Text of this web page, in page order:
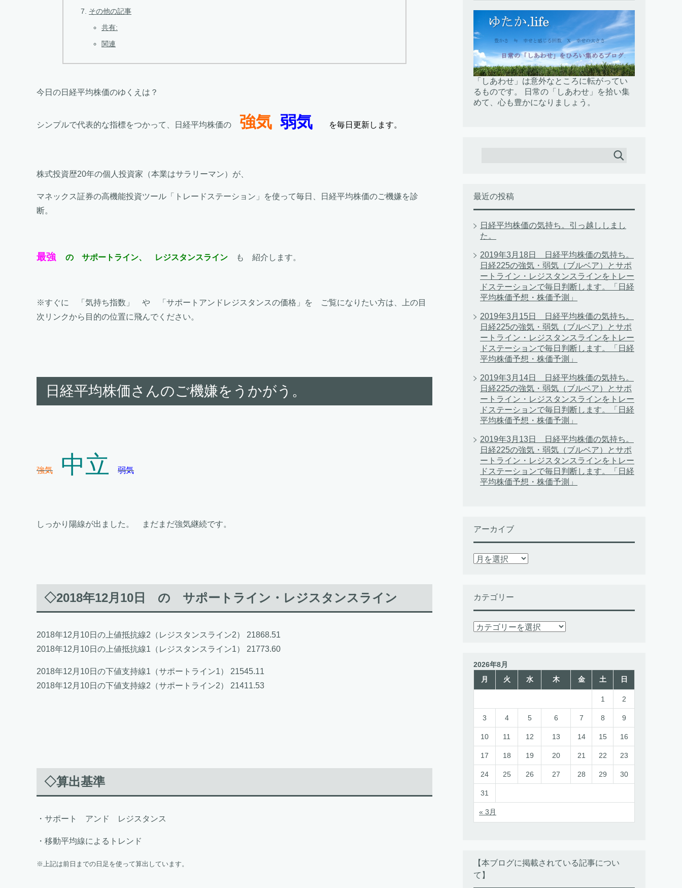
その他の記事
共有:
関連
今日の日経平均株価のゆくえは？
シンプルで代表的な指標をつかって、日経平均株価の 強気 弱気 を毎日更新します。
株式投資歴20年の個人投資家（本業はサラリーマン）が、
マネックス証券の高機能投資ツール「トレードステーション」を使って毎日、日経平均株価のご機嫌を診
断。
最強 の サポートライン、 レジスタンスライン も 紹介します。
※すぐに 「気持ち指数」 や 「サポートアンドレジスタンスの価格」を ご覧になりたい方は、上の目
次リンクから目的の位置に飛んでください。
日経平均株価さんのご機嫌をうかがう。
強気 中立 弱気
しっかり陽線が出ました。 まだまだ強気継続です。
◇2018年12月10日 の サポートライン・レジスタンスライン
2018年12月10日の上値抵抗線2（レジスタンスライン2） 21868.51
2018年12月10日の上値抵抗線1（レジスタンスライン1） 21773.60
2018年12月10日の下値支持線1（サポートライン1） 21545.11
2018年12月10日の下値支持線2（サポートライン2） 21411.53
◇算出基準
・サポート アンド レジスタンス
・移動平均線によるトレンド
※上記は前日までの日足を使って算出しています。
「しあわせ」は意外なところに転がってい
るものです。 日常の「しあわせ」を拾い集
めて、心も豊かになりましょう。
最近の投稿
日経平均株価の気持ち。引っ越ししまし
た。
2019年3月18日 日経平均株価の気持ち。
日経225の強気・弱気（ブルベア）とサポ
ートライン・レジスタンスラインをトレー
ドステーションで毎日判断します。「日経
平均株価予想・株価予測」
2019年3月15日 日経平均株価の気持ち。
日経225の強気・弱気（ブルベア）とサポ
ートライン・レジスタンスラインをトレー
ドステーションで毎日判断します。「日経
平均株価予想・株価予測」
2019年3月14日 日経平均株価の気持ち。
日経225の強気・弱気（ブルベア）とサポ
ートライン・レジスタンスラインをトレー
ドステーションで毎日判断します。「日経
平均株価予想・株価予測」
2019年3月13日 日経平均株価の気持ち。
日経225の強気・弱気（ブルベア）とサポ
ートライン・レジスタンスラインをトレー
ドステーションで毎日判断します。「日経
平均株価予想・株価予測」
アーカイブ
ア
ブ
カテゴリー
カ
ー
2026年8月
月
火 水 木 金 土 日
« 3月
1 2
3 4 5 6 7 8 9
10 11 12 13 14 15 16
17 18 19 20 21 22 23
24 25 26 27 28 29 30
31
【本ブログに掲載されている記事につい
て】